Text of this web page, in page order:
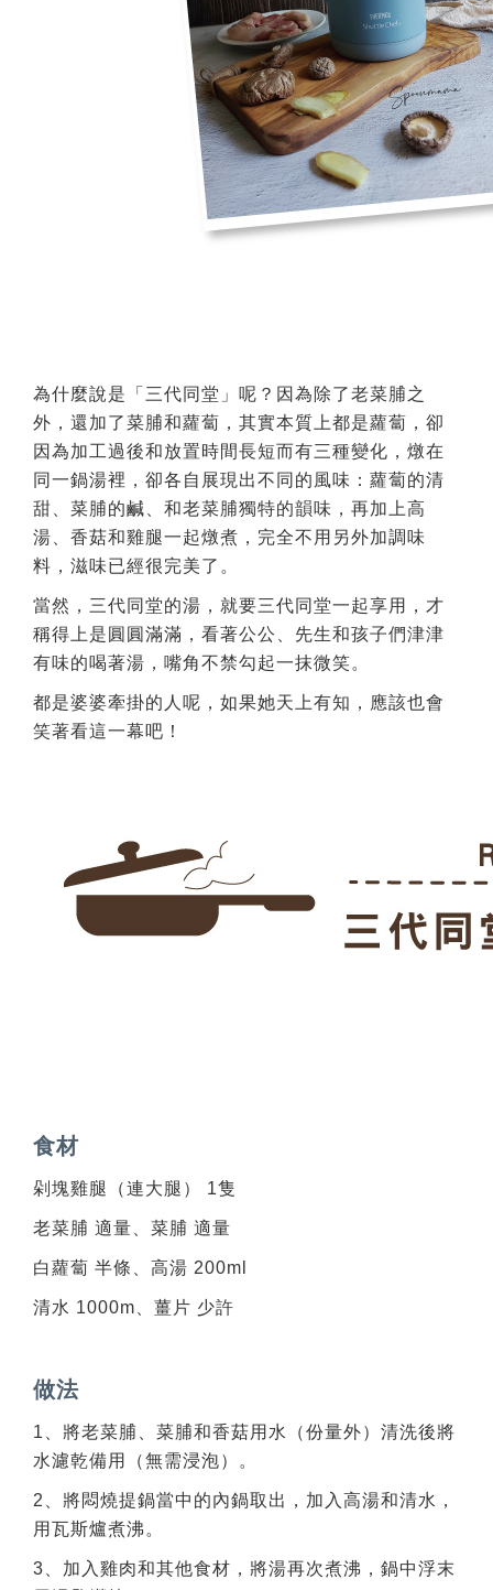
為什麼說是「三代同堂」呢？因為除了老菜脯之
外，還加了菜脯和蘿蔔，其實本質上都是蘿蔔，卻
因為加工過後和放置時間長短而有三種變化，燉在
同一鍋湯裡，卻各自展現出不同的風味：蘿蔔的清
甜、菜脯的鹹、和老菜脯獨特的韻味，再加上高
湯、香菇和雞腿一起燉煮，完全不用另外加調味
料，滋味已經很完美了。
當然，三代同堂的湯，就要三代同堂一起享用，才
稱得上是圓圓滿滿，看著公公、先生和孩子們津津
有味的喝著湯，嘴角不禁勾起一抹微笑。
都是婆婆牽掛的人呢，如果她天上有知，應該也會
笑著看這一幕吧！
食材
剁塊雞腿（連大腿） 1隻
老菜脯 適量、菜脯 適量
白蘿蔔 半條、高湯 200ml
清水 1000m、薑片 少許
做法
1、將老菜脯、菜脯和香菇用水（份量外）清洗後將
水濾乾備用（無需浸泡）。
2、將悶燒提鍋當中的內鍋取出，加入高湯和清水，
用瓦斯爐煮沸。
3、加入雞肉和其他食材，將湯再次煮沸，鍋中浮末